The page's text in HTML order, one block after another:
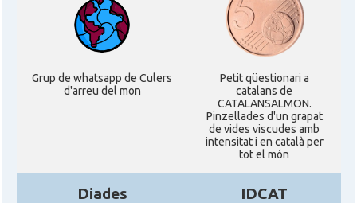
Grup de whatsapp de Culers
d'arreu del mon
Petit qüestionari a
catalans de
CATALANSALMON.
Pinzellades d'un grapat
de vides viscudes amb
intensitat i en català per
tot el món
Diades IDCAT